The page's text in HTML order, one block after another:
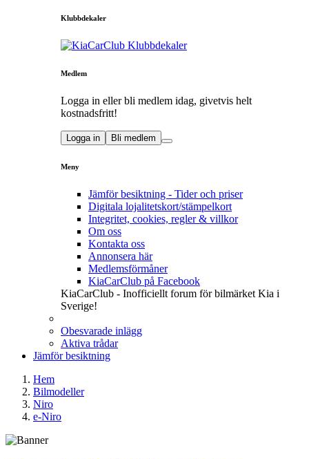
Klubbdekaler
Medlem
Logga in eller bli medlem idag, givetvis helt
kostnadsfritt!
Logga in Bli medlem
Meny
Jämför besiktning - Tider och priser
Digitala lojalitetskort/stämpelkort
Integritet, cookies, regler & villkor
Om oss
Kontakta oss
Annonsera här
Medlemsförmåner
KiaCarClub på Facebook
KiaCarClub - Inofficiellt forum för bilmärket Kia i
Sverige!
Obesvarade inlägg
Aktiva trådar
Jämför besiktning
Hem
Bilmodeller
Niro
e-Niro